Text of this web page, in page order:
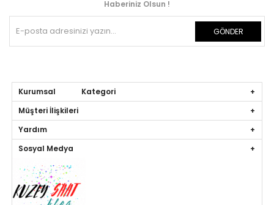
Haberiniz Olsun !
GÖNDER
Kurumsal Kategori
Müşteri İlişkileri
Yardım
Sosyal Medya